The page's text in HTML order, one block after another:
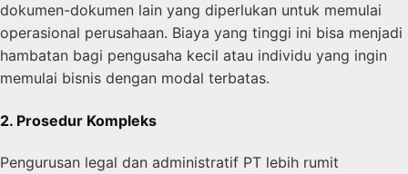
dokumen-dokumen lain yang diperlukan untuk memulai
operasional perusahaan. Biaya yang tinggi ini bisa menjadi
hambatan bagi pengusaha kecil atau individu yang ingin
memulai bisnis dengan modal terbatas.
2. Prosedur Kompleks
Pengurusan legal dan administratif PT lebih rumit